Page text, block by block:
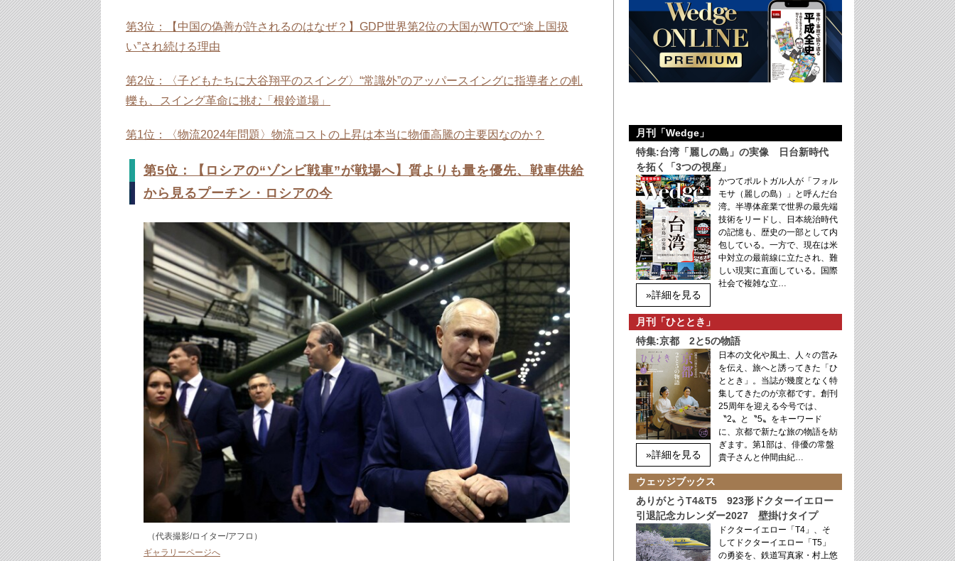
第3位：【中国の偽善が許されるのはなぜ？】GDP世界第2位の大国がWTOで“途上国扱
い”され続ける理由
第2位：〈子どもたちに大谷翔平のスイング〉“常識外”のアッパースイングに指導者との軋
轢も、スイング革命に挑む「根鈴道場」
第1位：〈物流2024年問題〉物流コストの上昇は本当に物価高騰の主要因なのか？
第5位：【ロシアの“ゾンビ戦車”が戦場へ】質よりも量を優先、戦車供給
から見るプーチン・ロシアの今
（代表撮影/ロイター/アフロ）
ギャラリーページへ
月刊「Wedge」
特集:台湾「麗しの島」の実像 日台新時代
を拓く「3つの視座」
»詳細を見る
かつてポルトガル人が「フォル
モサ（麗しの島）」と呼んだ台
湾。半導体産業で世界の最先端
技術をリードし、日本統治時代
の記憶も、歴史の一部として内
包している。一方で、現在は米
中対立の最前線に立たされ、難
しい現実に直面している。国際
社会で複雑な立…
月刊「ひととき」
特集:京都 2と5の物語
»詳細を見る
日本の文化や風土、人々の営み
を伝え、旅へと誘ってきた「ひ
ととき」。当誌が幾度となく特
集してきたのが京都です。創刊
25周年を迎える今号では、
〝2〟と〝5〟をキーワード
に、京都で新たな旅の物語を紡
ぎます。第1部は、俳優の常盤
貴子さんと仲間由紀…
ウェッジブックス
ありがとうT4&T5 923形ドクターイエロー
引退記念カレンダー2027 壁掛けタイプ
ドクターイエロー「T4」、そ
してドクターイエロー「T5」
の勇姿を、鉄道写真家・村上悠